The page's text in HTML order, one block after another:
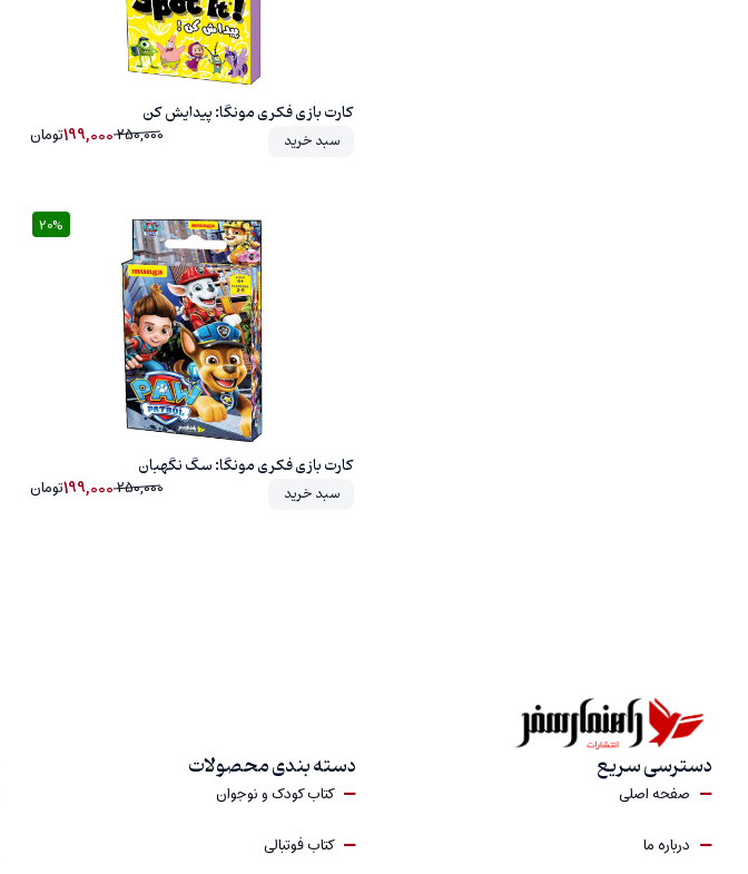
کارت بازی فکری مونگا: پیدایش کن
سبد خرید 250,000
199,000تومان
کارت بازی فکری مونگا: سگ نگهبان
سبد خرید 250,000
199,000تومان
20%
دسترسی سریع
صفحه اصلی
درباره‎ ما
دسته بندی محصولات
کتاب کودک و نوجوان
کتاب فوتبالی